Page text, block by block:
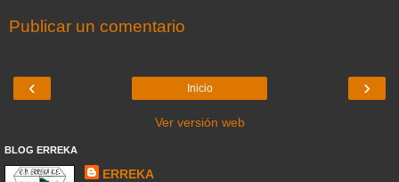
Publicar un comentario
‹ ›
Inicio
Ver versión web
BLOG ERREKA
ERREKA